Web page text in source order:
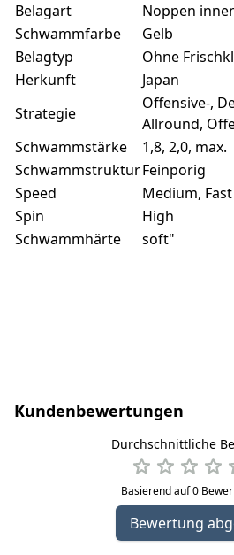
Belagart
Noppen
Schwammfarbe
Gelb
Belagtyp
Ohne
Herkunft
Japan
Strategie
Offensive-,
Allround,
Schwammstärke
1,8, 2,0, max.
SchwammstrukturFeinporig
Speed
Medium, Fast
Spin
High
Schwammhärte
soft"
Kundenbewertungen
Durchschnittliche
Basierend auf 0
Bewertung